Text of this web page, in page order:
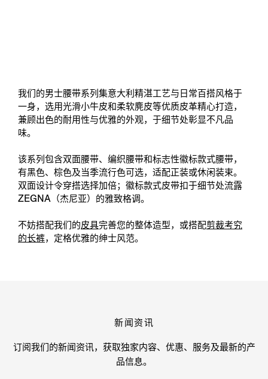
我们的男士腰带系列集意大利精湛工艺与日常百搭风格于
一身，选用光滑小牛皮和柔软麂皮等优质皮革精心打造，
兼顾出色的耐用性与优雅的外观，于细节处彰显不凡品
味。
该系列包含双面腰带、编织腰带和标志性徽标款式腰带，
有黑色、棕色及当季流行色可选，适配正装或休闲装束。
双面设计令穿搭选择加倍；徽标款式皮带扣于细节处流露
ZEGNA（杰尼亚）的雅致格调。
不妨搭配我们的皮具完善您的整体造型，或搭配剪裁考究
的长裤，定格优雅的绅士风范。
新闻资讯
订阅我们的新闻资讯，获取独家内容、优惠、服务及最新的产
品信息。